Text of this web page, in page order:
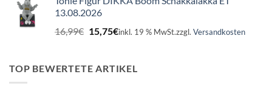
13.08.2026
16,99€ Ursprünglicher
Preis
16,99€
15,75€Aktueller
15,75€.
inkl. 19 % MwSt.zzgl. Versandkosten
TOP BEWERTETE ARTIKEL